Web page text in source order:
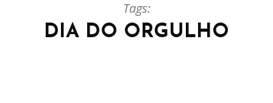
Tags:
DIA DO ORGULHO